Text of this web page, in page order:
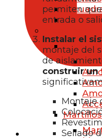
permiten
entrada o
Instalar el
montaje del
de
construir un
Montaje
Sellado